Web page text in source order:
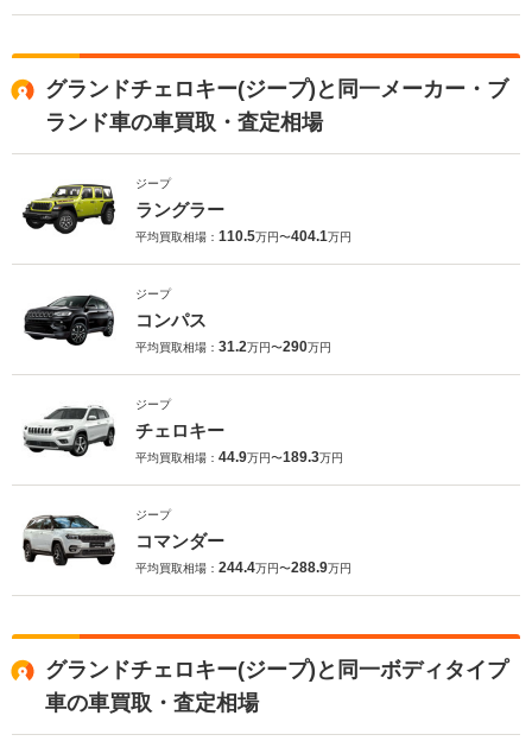
グランドチェロキー(ジープ)と同一メーカー・ブ
ランド車の車買取・査定相場
ジープ
ラングラー
平均買取相場： 110.5万円〜404.1万円
ジープ
コンパス
平均買取相場： 31.2万円〜290万円
ジープ
チェロキー
平均買取相場： 44.9万円〜189.3万円
ジープ
コマンダー
平均買取相場： 244.4万円〜288.9万円
グランドチェロキー(ジープ)と同一ボディタイプ
車の車買取・査定相場